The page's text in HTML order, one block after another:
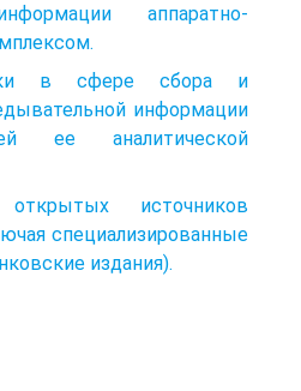
аппаратно-
в сфере сбора и
информации
ее аналитической
источников
специализированные
издания).